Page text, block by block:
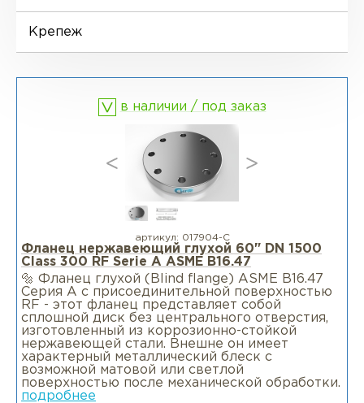
Отводы EN 10253-4
Отводы MSS SP-75
Переходы DIN 2616-1
Переходы DIN 2616-2
Ниппели
Втулки
Крепеж
в наличии / под заказ
артикул: 017904-С
Фланец нержавеющий глухой 60" DN 1500
Class 300 RF Serie А ASME B16.47
🔩 Фланец глухой (Blind flange) ASME B16.47
Серия A c присоединительной поверхностью
RF - этот фланец представляет собой
сплошной диск без центрального отверстия,
изготовленный из коррозионно-стойкой
нержавеющей стали. Внешне он имеет
характерный металлический блеск с
возможной матовой или светлой
поверхностью после механической обработки.
подробнее